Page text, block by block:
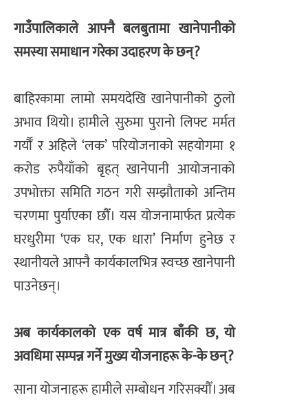
गाउँपालिकाले आफ्नै बलबुतामा खानेपानीको
समस्या समाधान गरेका उदाहरण के छन्?
बाहिरकामा लामो समयदेखि खानेपानीको ठुलो
अभाव थियो। हामीले सुरुमा पुरानो लिफ्ट मर्मत
गर्यौँ र अहिले ‘लक’ परियोजनाको सहयोगमा १
करोड रुपैयाँको बृहत् खानेपानी आयोजनाको
उपभोक्ता समिति गठन गरी सम्झौताको अन्तिम
चरणमा पुर्याएका छौँ। यस योजनामार्फत प्रत्येक
घरधुरीमा ‘एक घर, एक धारा’ निर्माण हुनेछ र
स्थानीयले आफ्नै कार्यकालभित्र स्वच्छ खानेपानी
पाउनेछन्।
अब कार्यकालको एक वर्ष मात्र बाँकी छ, यो
अवधिमा सम्पन्न गर्ने मुख्य योजनाहरू के-के छन्?
साना योजनाहरू हामीले सम्बोधन गरिसक्यौँ। अब